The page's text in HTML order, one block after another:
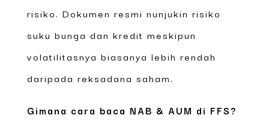
risiko. Dokumen resmi nunjukin risiko
suku bunga dan kredit meskipun
volatilitasnya biasanya lebih rendah
daripada reksadana saham.
Gimana cara baca NAB & AUM di FFS?